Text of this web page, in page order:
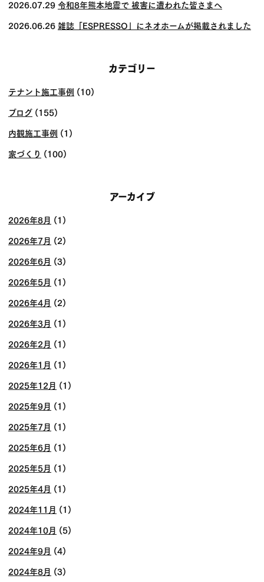
2026.07.29令和8年熊本地震で 被害に遭われた皆さまへ
2026.06.26雑誌「ESPRESSO」にネオホームが掲載されました
カテゴリー
テナント施工事例 (10)
ブログ (155)
内観施工事例 (1)
家づくり (100)
アーカイブ
2026年8月 (1)
2026年7月 (2)
2026年6月 (3)
2026年5月 (1)
2026年4月 (2)
2026年3月 (1)
2026年2月 (1)
2026年1月 (1)
2025年12月 (1)
2025年9月 (1)
2025年7月 (1)
2025年6月 (1)
2025年5月 (1)
2025年4月 (1)
2024年11月 (1)
2024年10月 (5)
2024年9月 (4)
2024年8月 (3)